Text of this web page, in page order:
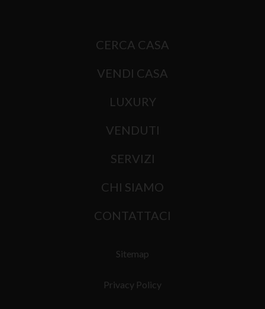
CERCA CASA
VENDI CASA
LUXURY
VENDUTI
SERVIZI
CHI SIAMO
CONTATTACI
Sitemap
Privacy Policy